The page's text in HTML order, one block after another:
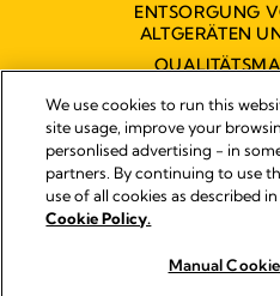
ENTSORGUNG
ALTGERÄTEN
Rechtliche
We use cookies to run this
site usage, improve your
personlised advertising - in
partners. By continuing to use
use of all cookies as described
Cookie Policy.
Manual